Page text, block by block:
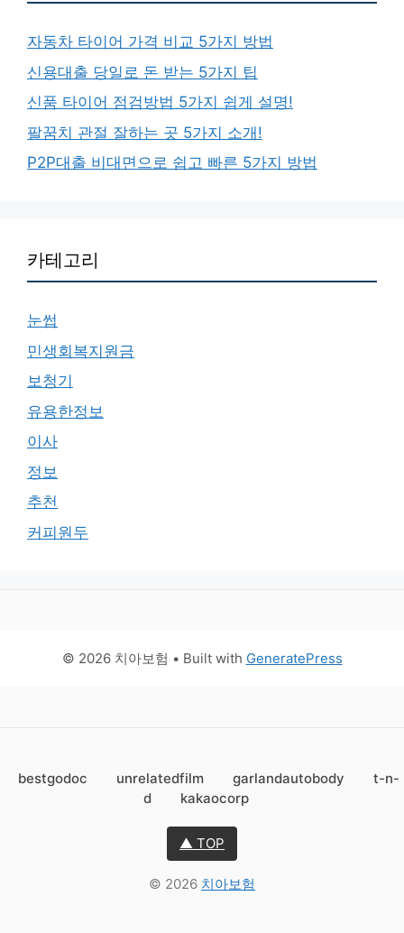
자동차 타이어 가격 비교 5가지 방법
신용대출 당일로 돈 받는 5가지 팁
신품 타이어 점검방법 5가지 쉽게 설명!
팔꿈치 관절 잘하는 곳 5가지 소개!
P2P대출 비대면으로 쉽고 빠른 5가지 방법
카테고리
눈썹
민생회복지원금
보청기
유용한정보
이사
정보
추천
커피원두
© 2026 치아보험 • Built with GeneratePress
bestgodoc unrelatedfilm garlandautobody
t-n-
d
kakaocorp
▲ TOP
© 2026 치아보험